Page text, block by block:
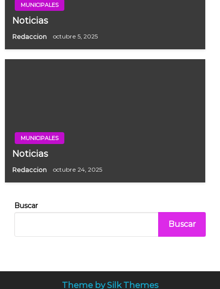
MUNICIPALES
Noticias
Redaccion octubre 5, 2025
MUNICIPALES
Noticias
Redaccion octubre 24, 2025
Buscar
Buscar
Theme by Silk Themes